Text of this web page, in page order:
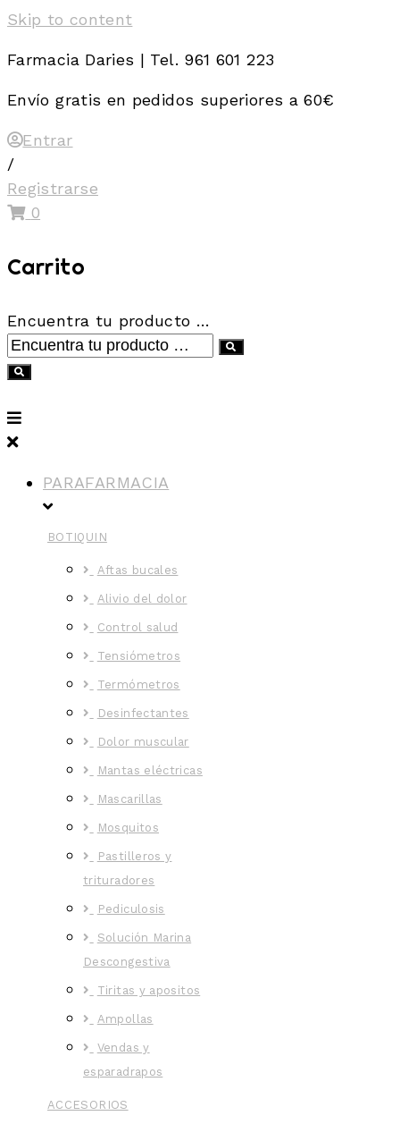
Skip to content
Farmacia Daries | Tel. 961 601 223
Envío gratis en pedidos superiores a 60€
Entrar
/
Registrarse
0
Carrito
Encuentra tu producto …
PARAFARMACIA
BOTIQUIN
Aftas bucales
Alivio del dolor
Control salud
Tensiómetros
Termómetros
Desinfectantes
Dolor muscular
Mantas eléctricas
Mascarillas
Mosquitos
Pastilleros y
trituradores
Pediculosis
Solución Marina
Descongestiva
Tiritas y apositos
Ampollas
Vendas y
esparadrapos
ACCESORIOS